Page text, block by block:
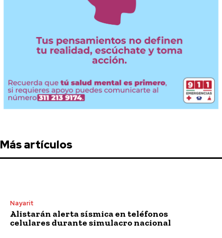
Más artículos
Nayarit
Alistarán alerta sísmica en teléfonos
celulares durante simulacro nacional